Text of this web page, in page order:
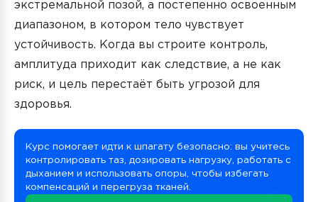
экстремальной позой, а постепенно освоенным
диапазоном, в котором тело чувствует
устойчивость. Когда вы строите контроль,
амплитуда приходит как следствие, а не как
риск, и цель перестаёт быть угрозой для
здоровья.
Курс помогает идти к шпагату безопасно: вы учитесь
контролировать таз, дозировать нагрузку, работать с
дыханием и использовать опоры, чтобы избегать
компенсаций и перегруза тканей.